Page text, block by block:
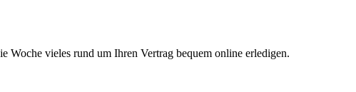
vieles rund um Ihren Vertrag bequem online erledigen.